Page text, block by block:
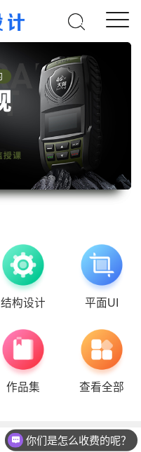
结构设计 平面UI
作品集 查看全部
你们是怎么收费的呢？